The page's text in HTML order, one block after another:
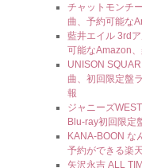
チャットモンチ
曲、予約可能な
藍井エイル 3rd
可能なAmazon
UNISON
曲、初回限定盤
報
ジャニーズ
Blu-ray初回限定
KANA-BOON な
予約ができる楽
矢沢永吉 ALL